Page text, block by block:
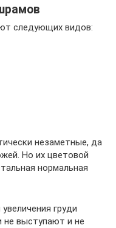
следующих видов:
незаметные, да
Но их цветовой
нормальная
груди
выступают и не